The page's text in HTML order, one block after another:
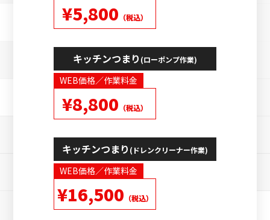
¥5,800 （税込）
キッチンつまり (ローポンプ作業)
WEB価格／作業料金
¥8,800 （税込）
キッチンつまり (ドレンクリーナー作業)
WEB価格／作業料金
¥16,500 （税込）